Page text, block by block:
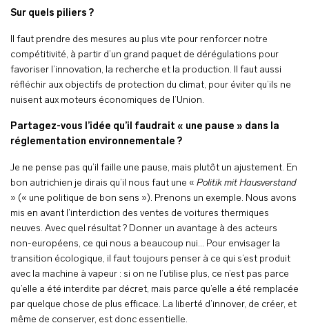
Sur quels piliers ?
ll faut prendre des mesures au plus vite pour renforcer notre
compétitivité, à partir d’un grand paquet de dérégulations pour
favoriser l’innovation, la recherche et la production. Il faut aussi
réfléchir aux objectifs de protection du climat, pour éviter qu’ils ne
nuisent aux moteurs économiques de l’Union.
Partagez-vous l’idée qu’il faudrait « une pause » dans la
réglementation environnementale ?
Je ne pense pas qu’il faille une pause, mais plutôt un ajustement. En
bon autrichien je dirais qu’il nous faut une « Politik mit Hausverstand
» (« une politique de bon sens »). Prenons un exemple. Nous avons
mis en avant l’interdiction des ventes de voitures thermiques
neuves. Avec quel résultat ? Donner un avantage à des acteurs
non-européens, ce qui nous a beaucoup nui… Pour envisager la
transition écologique, il faut toujours penser à ce qui s’est produit
avec la machine à vapeur : si on ne l’utilise plus, ce n’est pas parce
qu’elle a été interdite par décret, mais parce qu’elle a été remplacée
par quelque chose de plus efficace. La liberté d’innover, de créer, et
même de conserver, est donc essentielle.